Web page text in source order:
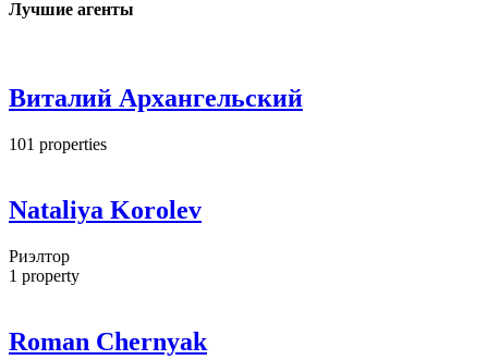
Лучшие агенты
Виталий Архангельский
101 properties
Nataliya Korolev
Риэлтор
1 property
Roman Chernyak